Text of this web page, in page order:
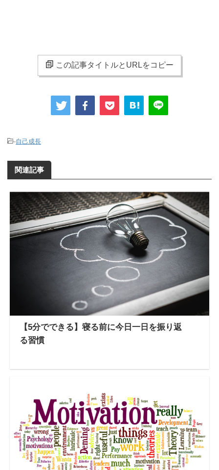
この記事タイトルとURLをコピー
-自己成長
関連記事
【5分でできる】寝る前に今日一日を振り返
る習慣